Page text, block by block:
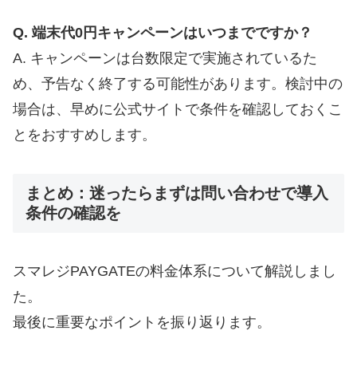
Q. 端末代0円キャンペーンはいつまでですか？
A. キャンペーンは台数限定で実施されているた
め、予告なく終了する可能性があります。検討中の
場合は、早めに公式サイトで条件を確認しておくこ
とをおすすめします。
まとめ：迷ったらまずは問い合わせで導入
条件の確認を
スマレジPAYGATEの料金体系について解説しまし
た。
最後に重要なポイントを振り返ります。